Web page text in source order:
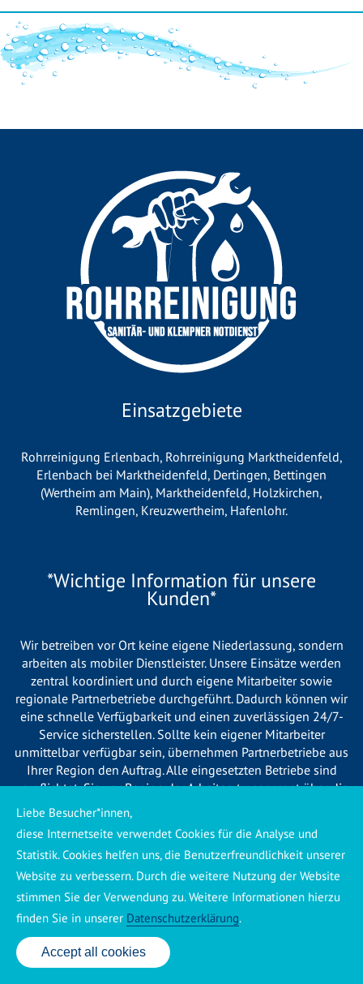
Einsatzgebiete
Rohrreinigung Erlenbach, Rohrreinigung Marktheidenfeld,
Erlenbach bei Marktheidenfeld, Dertingen, Bettingen
(Wertheim am Main), Marktheidenfeld, Holzkirchen,
Remlingen, Kreuzwertheim, Hafenlohr.
*Wichtige Information für unsere
Kunden*
Wir betreiben vor Ort keine eigene Niederlassung, sondern
arbeiten als mobiler Dienstleister. Unsere Einsätze werden
zentral koordiniert und durch eigene Mitarbeiter sowie
regionale Partnerbetriebe durchgeführt. Dadurch können wir
eine schnelle Verfügbarkeit und einen zuverlässigen 24/7-
Service sicherstellen. Sollte kein eigener Mitarbeiter
unmittelbar verfügbar sein, übernehmen Partnerbetriebe aus
Ihrer Region den Auftrag. Alle eingesetzten Betriebe sind
verpflichtet, Sie vor Beginn der Arbeiten transparent über die
voraussichtlichen Kosten zu informieren und ortsübliche
Preise zu berechnen.
Käuferschutz ansehen|Impressum|Datenschutzerklärung
24 Std. Service: ✆ 0176 160 517 86
Accept all cookies
Liebe Besucher*innen,
diese Internetseite verwendet Cookies für die Analyse und
Statistik. Cookies helfen uns, die Benutzerfreundlichkeit unserer
Website zu verbessern. Durch die weitere Nutzung der Website
stimmen Sie der Verwendung zu. Weitere Informationen hierzu
finden Sie in unserer Datenschutzerklärung.